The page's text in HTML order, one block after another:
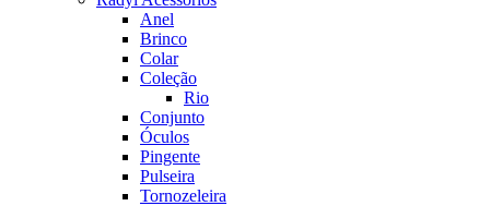
Anel
Brinco
Colar
Coleção
Rio
Conjunto
Óculos
Pingente
Pulseira
Tornozeleira